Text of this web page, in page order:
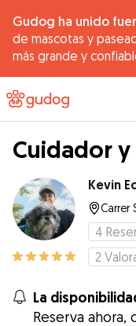
Gudog ha unido
de mascotas y
más grande y
Cuidador y
Kevin
Carrer
4
2
La
Reserva ahora,